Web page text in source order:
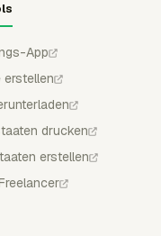
App
erstellen
drucken
erstellen